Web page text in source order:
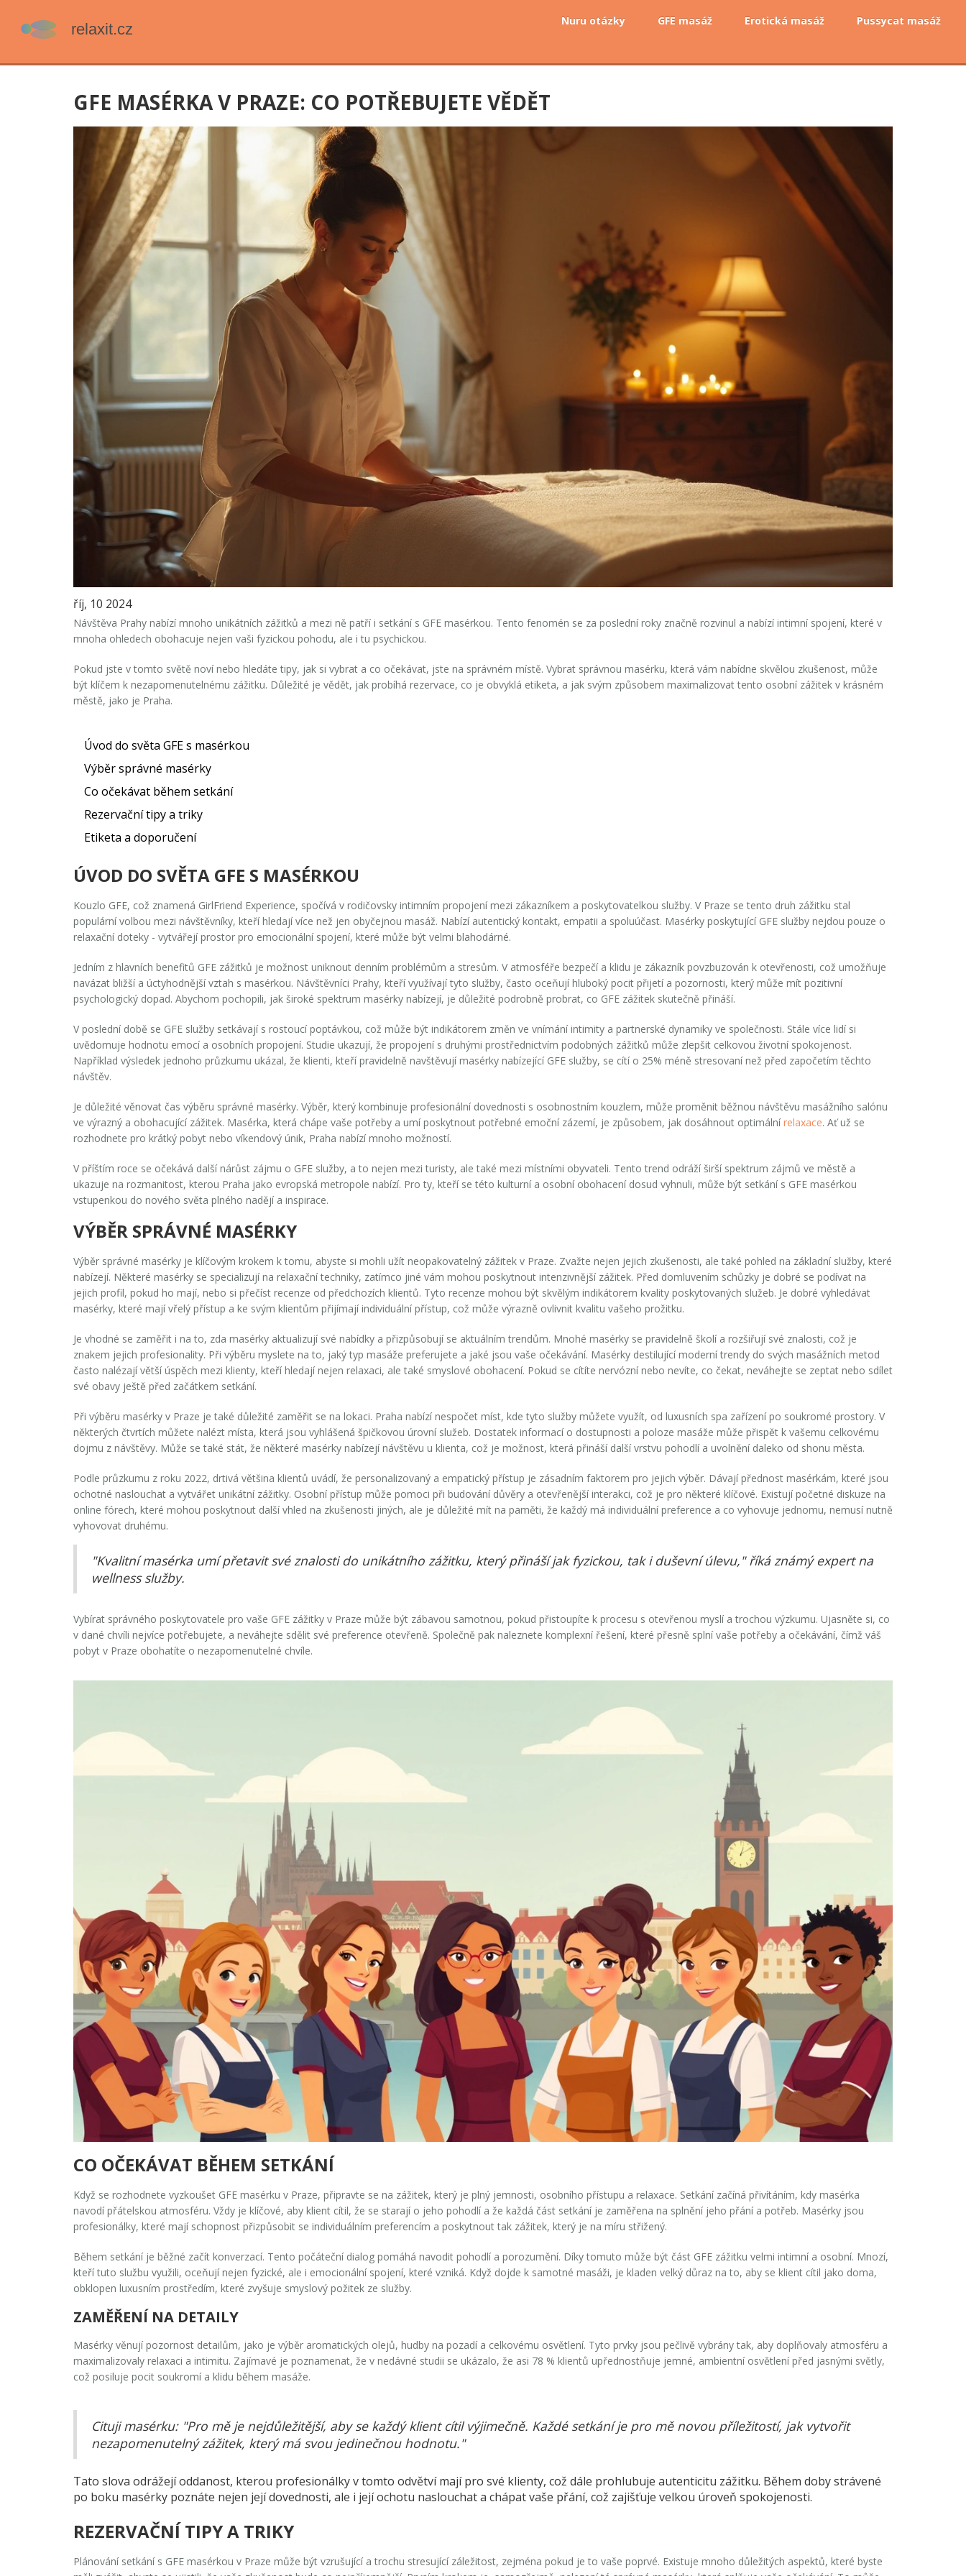
Nuru otázky GFE masáž Erotická masáž Pussycat masáž
GFE MASÉRKA V PRAZE: CO POTŘEBUJETE VĚDĚT
říj, 10 2024
Návštěva Prahy nabízí mnoho unikátních zážitků a mezi ně patří i setkání s GFE masérkou. Tento fenomén se za poslední roky značně rozvinul a nabízí intimní spojení, které v
mnoha ohledech obohacuje nejen vaši fyzickou pohodu, ale i tu psychickou.
Pokud jste v tomto světě noví nebo hledáte tipy, jak si vybrat a co očekávat, jste na správném místě. Vybrat správnou masérku, která vám nabídne skvělou zkušenost, může
být klíčem k nezapomenutelnému zážitku. Důležité je vědět, jak probíhá rezervace, co je obvyklá etiketa, a jak svým způsobem maximalizovat tento osobní zážitek v krásném
městě, jako je Praha.
Úvod do světa GFE s masérkou
Výběr správné masérky
Co očekávat během setkání
Rezervační tipy a triky
Etiketa a doporučení
ÚVOD DO SVĚTA GFE S MASÉRKOU
Kouzlo GFE, což znamená GirlFriend Experience, spočívá v rodičovsky intimním propojení mezi zákazníkem a poskytovatelkou služby. V Praze se tento druh zážitku stal
populární volbou mezi návštěvníky, kteří hledají více než jen obyčejnou masáž. Nabízí autentický kontakt, empatii a spoluúčast. Masérky poskytující GFE služby nejdou pouze o
relaxační doteky - vytvářejí prostor pro emocionální spojení, které může být velmi blahodárné.
Jedním z hlavních benefitů GFE zážitků je možnost uniknout denním problémům a stresům. V atmosféře bezpečí a klidu je zákazník povzbuzován k otevřenosti, což umožňuje
navázat bližší a úctyhodnější vztah s masérkou. Návštěvníci Prahy, kteří využívají tyto služby, často oceňují hluboký pocit přijetí a pozornosti, který může mít pozitivní
psychologický dopad. Abychom pochopili, jak široké spektrum masérky nabízejí, je důležité podrobně probrat, co GFE zážitek skutečně přináší.
V poslední době se GFE služby setkávají s rostoucí poptávkou, což může být indikátorem změn ve vnímání intimity a partnerské dynamiky ve společnosti. Stále více lidí si
uvědomuje hodnotu emocí a osobních propojení. Studie ukazují, že propojení s druhými prostřednictvím podobných zážitků může zlepšit celkovou životní spokojenost.
Například výsledek jednoho průzkumu ukázal, že klienti, kteří pravidelně navštěvují masérky nabízející GFE služby, se cítí o 25% méně stresovaní než před započetím těchto
návštěv.
Je důležité věnovat čas výběru správné masérky. Výběr, který kombinuje profesionální dovednosti s osobnostním kouzlem, může proměnit běžnou návštěvu masážního salónu
ve výrazný a obohacující zážitek. Masérka, která chápe vaše potřeby a umí poskytnout potřebné emoční zázemí, je způsobem, jak dosáhnout optimálnírelaxace. Ať už se
rozhodnete pro krátký pobyt nebo víkendový únik, Praha nabízí mnoho možností.
V příštím roce se očekává další nárůst zájmu o GFE služby, a to nejen mezi turisty, ale také mezi místními obyvateli. Tento trend odráží širší spektrum zájmů ve městě a
ukazuje na rozmanitost, kterou Praha jako evropská metropole nabízí. Pro ty, kteří se této kulturní a osobní obohacení dosud vyhnuli, může být setkání s GFE masérkou
vstupenkou do nového světa plného nadějí a inspirace.
VÝBĚR SPRÁVNÉ MASÉRKY
Výběr správné masérky je klíčovým krokem k tomu, abyste si mohli užít neopakovatelný zážitek v Praze. Zvažte nejen jejich zkušenosti, ale také pohled na základní služby, které
nabízejí. Některé masérky se specializují na relaxační techniky, zatímco jiné vám mohou poskytnout intenzivnější zážitek. Před domluvením schůzky je dobré se podívat na
jejich profil, pokud ho mají, nebo si přečíst recenze od předchozích klientů. Tyto recenze mohou být skvělým indikátorem kvality poskytovaných služeb. Je dobré vyhledávat
masérky, které mají vřelý přístup a ke svým klientům přijímají individuální přístup, což může výrazně ovlivnit kvalitu vašeho prožitku.
Je vhodné se zaměřit i na to, zda masérky aktualizují své nabídky a přizpůsobují se aktuálním trendům. Mnohé masérky se pravidelně školí a rozšiřují své znalosti, což je
znakem jejich profesionality. Při výběru myslete na to, jaký typ masáže preferujete a jaké jsou vaše očekávání. Masérky destilující moderní trendy do svých masážních metod
často nalézají větší úspěch mezi klienty, kteří hledají nejen relaxaci, ale také smyslové obohacení. Pokud se cítíte nervózní nebo nevíte, co čekat, neváhejte se zeptat nebo sdílet
své obavy ještě před začátkem setkání.
Při výběru masérky v Praze je také důležité zaměřit se na lokaci. Praha nabízí nespočet míst, kde tyto služby můžete využít, od luxusních spa zařízení po soukromé prostory. V
některých čtvrtích můžete nalézt místa, která jsou vyhlášená špičkovou úrovní služeb. Dostatek informací o dostupnosti a poloze masáže může přispět k vašemu celkovému
dojmu z návštěvy. Může se také stát, že některé masérky nabízejí návštěvu u klienta, což je možnost, která přináší další vrstvu pohodlí a uvolnění daleko od shonu města.
Podle průzkumu z roku 2022, drtivá většina klientů uvádí, že personalizovaný a empatický přístup je zásadním faktorem pro jejich výběr. Dávají přednost masérkám, které jsou
ochotné naslouchat a vytvářet unikátní zážitky. Osobní přístup může pomoci při budování důvěry a otevřenější interakci, což je pro některé klíčové. Existují početné diskuze na
online fórech, které mohou poskytnout další vhled na zkušenosti jiných, ale je důležité mít na paměti, že každý má individuální preference a co vyhovuje jednomu, nemusí nutně
vyhovovat druhému.
"Kvalitní masérka umí přetavit své znalosti do unikátního zážitku, který přináší jak fyzickou, tak i duševní úlevu," říká známý expert na
wellness služby.
Vybírat správného poskytovatele pro vaše GFE zážitky v Praze může být zábavou samotnou, pokud přistoupíte k procesu s otevřenou myslí a trochou výzkumu. Ujasněte si, co
v dané chvíli nejvíce potřebujete, a neváhejte sdělit své preference otevřeně. Společně pak naleznete komplexní řešení, které přesně splní vaše potřeby a očekávání, čímž váš
pobyt v Praze obohatíte o nezapomenutelné chvíle.
CO OČEKÁVAT BĚHEM SETKÁNÍ
Když se rozhodnete vyzkoušet GFE masérku v Praze, připravte se na zážitek, který je plný jemnosti, osobního přístupu a relaxace. Setkání začíná přivítáním, kdy masérka
navodí přátelskou atmosféru. Vždy je klíčové, aby klient cítil, že se starají o jeho pohodlí a že každá část setkání je zaměřena na splnění jeho přání a potřeb. Masérky jsou
profesionálky, které mají schopnost přizpůsobit se individuálním preferencím a poskytnout tak zážitek, který je na míru střižený.
Během setkání je běžné začít konverzací. Tento počáteční dialog pomáhá navodit pohodlí a porozumění. Díky tomuto může být část GFE zážitku velmi intimní a osobní. Mnozí,
kteří tuto službu využili, oceňují nejen fyzické, ale i emocionální spojení, které vzniká. Když dojde k samotné masáži, je kladen velký důraz na to, aby se klient cítil jako doma,
obklopen luxusním prostředím, které zvyšuje smyslový požitek ze služby.
ZAMĚŘENÍ NA DETAILY
Masérky věnují pozornost detailům, jako je výběr aromatických olejů, hudby na pozadí a celkovému osvětlení. Tyto prvky jsou pečlivě vybrány tak, aby doplňovaly atmosféru a
maximalizovaly relaxaci a intimitu. Zajímavé je poznamenat, že v nedávné studii se ukázalo, že asi 78 % klientů upřednostňuje jemné, ambientní osvětlení před jasnými světly,
což posiluje pocit soukromí a klidu během masáže.
Cituji masérku: "Pro mě je nejdůležitější, aby se každý klient cítil výjimečně. Každé setkání je pro mě novou příležitostí, jak vytvořit
nezapomenutelný zážitek, který má svou jedinečnou hodnotu."
Tato slova odrážejí oddanost, kterou profesionálky v tomto odvětví mají pro své klienty, což dále prohlubuje autenticitu zážitku. Během doby strávené
po boku masérky poznáte nejen její dovednosti, ale i její ochotu naslouchat a chápat vaše přání, což zajišťuje velkou úroveň spokojenosti.
REZERVAČNÍ TIPY A TRIKY
Plánování setkání s GFE masérkou v Praze může být vzrušující a trochu stresující záležitost, zejména pokud je to vaše poprvé. Existuje mnoho důležitých aspektů, které byste